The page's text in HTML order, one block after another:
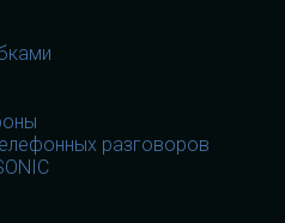
разговоров